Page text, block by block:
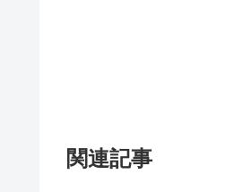
関連記事